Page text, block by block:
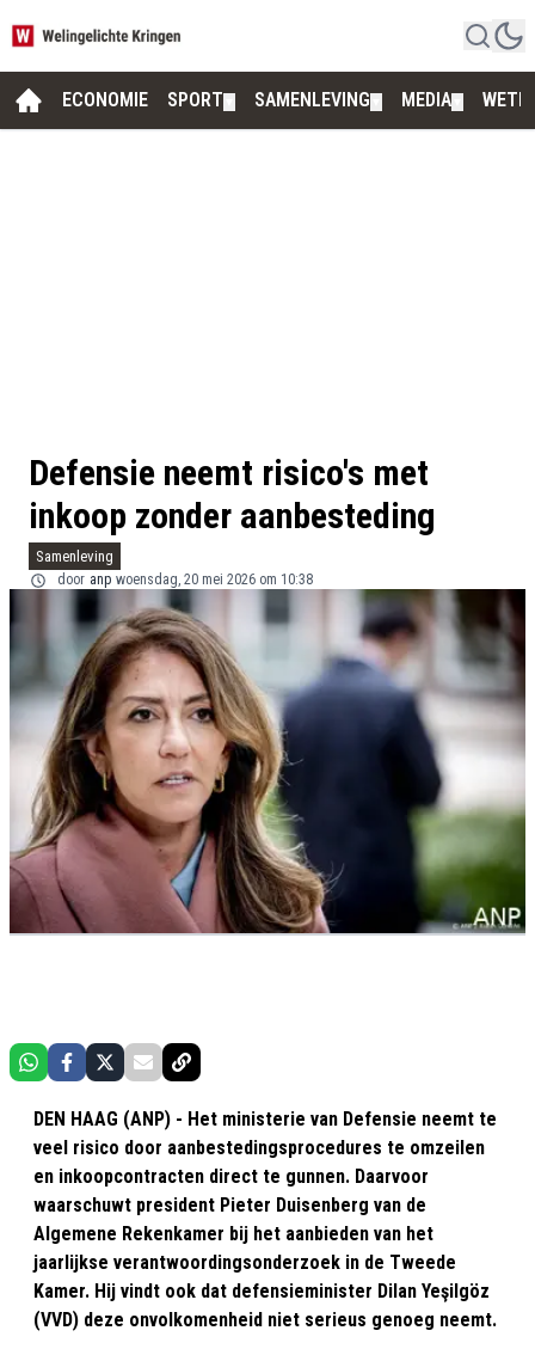
ECONOMIE SPORT SAMENLEVING MEDIA
Defensie neemt risico's met
inkoop zonder aanbesteding
Samenleving
door anp woensdag, 20 mei 2026 om 10:38
DEN HAAG (ANP) - Het ministerie van Defensie neemt te
veel risico door aanbestedingsprocedures te omzeilen
en inkoopcontracten direct te gunnen. Daarvoor
waarschuwt president Pieter Duisenberg van de
Algemene Rekenkamer bij het aanbieden van het
jaarlijkse verantwoordingsonderzoek in de Tweede
Kamer. Hij vindt ook dat defensieminister Dilan Yeşilgöz
(VVD) deze onvolkomenheid niet serieus genoeg neemt.